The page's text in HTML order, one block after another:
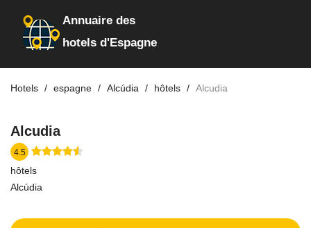
Annuaire des
hotels d'Espagne
Hotels espagne Alcúdia hôtels Alcudia
Alcudia
4.5
hôtels
Alcúdia